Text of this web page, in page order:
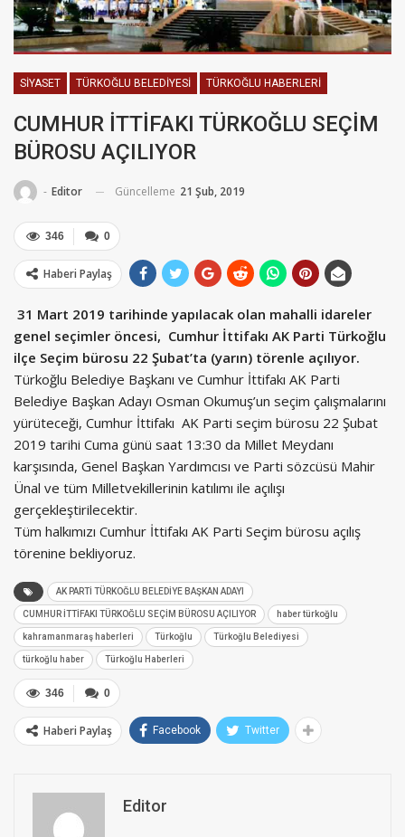
SIYASET TÜRKOĞLU BELEDIYESI TÜRKOĞLU HABERLERI
CUMHUR İTTİFAKI TÜRKOĞLU SEÇİM
BÜROSU AÇILIYOR
- Editor Güncelleme 21 Şub, 2019
0
346
Haberi Paylaş
31 Mart 2019 tarihinde yapılacak olan mahalli idareler
genel seçimler öncesi, Cumhur İttifakı AK Parti Türkoğlu
ilçe Seçim bürosu 22 Şubat’ta (yarın) törenle açılıyor.
Türkoğlu Belediye Başkanı ve Cumhur İttifakı AK Parti
Belediye Başkan Adayı Osman Okumuş’un seçim çalışmalarını
yürüteceği, Cumhur İttifakı AK Parti seçim bürosu 22 Şubat
2019 tarihi Cuma günü saat 13:30 da Millet Meydanı
karşısında, Genel Başkan Yardımcısı ve Parti sözcüsü Mahir
Ünal ve tüm Milletvekillerinin katılımı ile açılışı
gerçekleştirilecektir.
Tüm halkımızı Cumhur İttifakı AK Parti Seçim bürosu açılış
törenine bekliyoruz.
AK PARTİ TÜRKOĞLU BELEDİYE BAŞKAN ADAYI
CUMHUR İTTİFAKI TÜRKOĞLU SEÇİM BÜROSU AÇILIYOR haber türkoğlu
kahramanmaraş haberleri Türkoğlu Türkoğlu Belediyesi
türkoğlu haber Türkoğlu Haberleri
0
346
Haberi Paylaş Facebook Twitter
Editor